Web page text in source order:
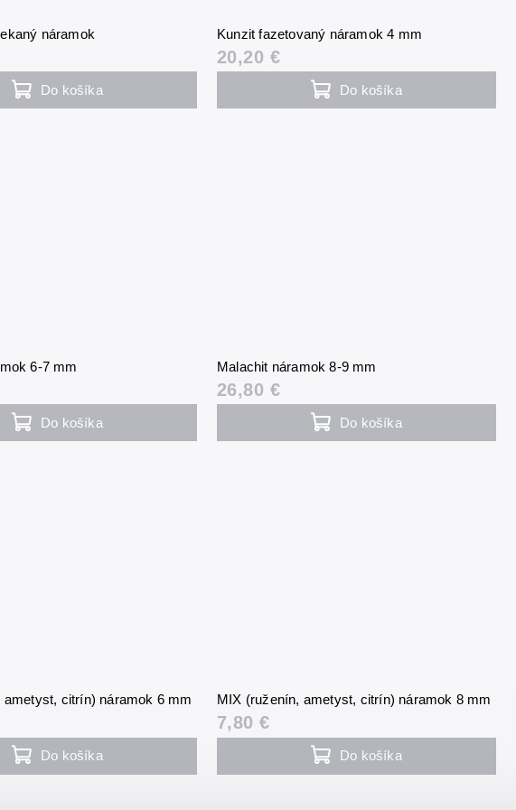
náramok
Do košíka
Kunzit fazetovaný náramok 4 mm
20,20 €
Do košíka
6-7 mm
Do košíka
Malachit náramok 8-9 mm
26,80 €
Do košíka
ametyst, citrín) náramok 6 mm
Do košíka
MIX (ruženín, ametyst, citrín) náramok 8 mm
7,80 €
Do košíka